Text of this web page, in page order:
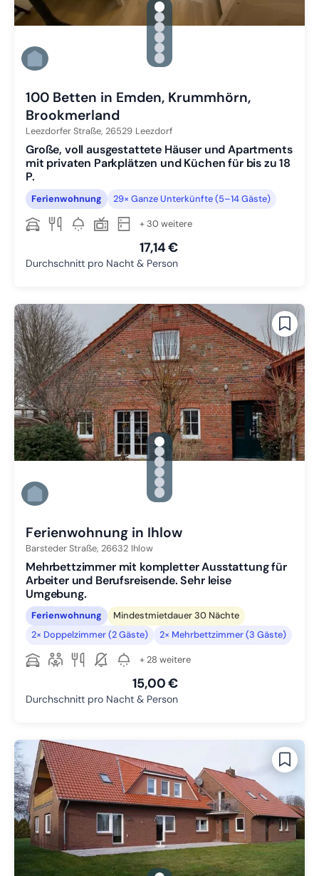
gallery.slide_selector
Zu Slide 1 wechseln
Zu Slide 2 wechseln
Zu Slide 3 wechseln
Zu Slide 4 wechseln
Zu Slide 5 wechseln
Zu Slide 6 wechseln
100 Betten in Emden, Krummhörn,
Brookmerland
Leezdorfer Straße, 26529 Leezdorf
Große, voll ausgestattete Häuser und Apartments
mit privaten Parkplätzen und Küchen für bis zu 18
P.
Ferienwohnung 29× Ganze Unterkünfte (5–14 Gäste)
+ 30 weitere
17,14 €
Durchschnitt pro Nacht & Person
gallery.slide_selector
Zu Slide 1 wechseln
Zu Slide 2 wechseln
Zu Slide 3 wechseln
Zu Slide 4 wechseln
Zu Slide 5 wechseln
Zu Slide 6 wechseln
Ferienwohnung in Ihlow
Barsteder Straße, 26632 Ihlow
Mehrbettzimmer mit kompletter Ausstattung für
Arbeiter und Berufsreisende. Sehr leise
Umgebung.
Ferienwohnung
Mindestmietdauer 30 Nächte
2× Doppelzimmer (2 Gäste)
2× Mehrbettzimmer (3 Gäste)
+ 28 weitere
15,00 €
Durchschnitt pro Nacht & Person